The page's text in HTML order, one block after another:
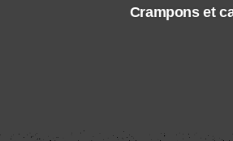
Crampons et